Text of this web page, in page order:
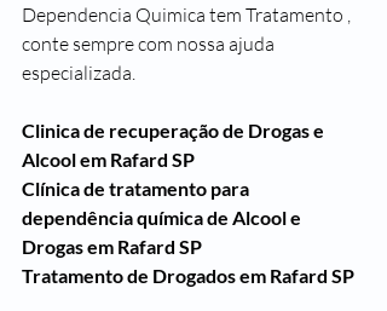
Dependencia Quimica tem Tratamento ,
conte sempre com nossa ajuda
especializada.
Clinica de recuperação de Drogas e
Alcool em Rafard SP
Clínica de tratamento para
dependência química de Alcool e
Drogas em Rafard SP
Tratamento de Drogados em Rafard SP